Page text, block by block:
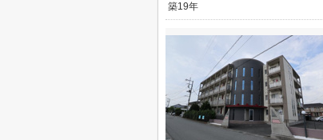
築19年